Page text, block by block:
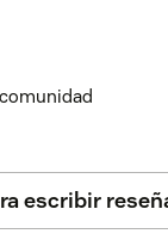
escribir